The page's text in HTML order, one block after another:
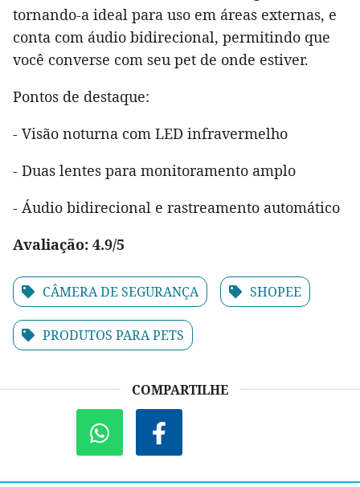
tornando-a ideal para uso em áreas externas, e
conta com áudio bidirecional, permitindo que
você converse com seu pet de onde estiver.
Pontos de destaque:
- Visão noturna com LED infravermelho
- Duas lentes para monitoramento amplo
- Áudio bidirecional e rastreamento automático
Avaliação: 4.9/5
CÂMERA DE SEGURANÇA SHOPEE
PRODUTOS PARA PETS
COMPARTILHE